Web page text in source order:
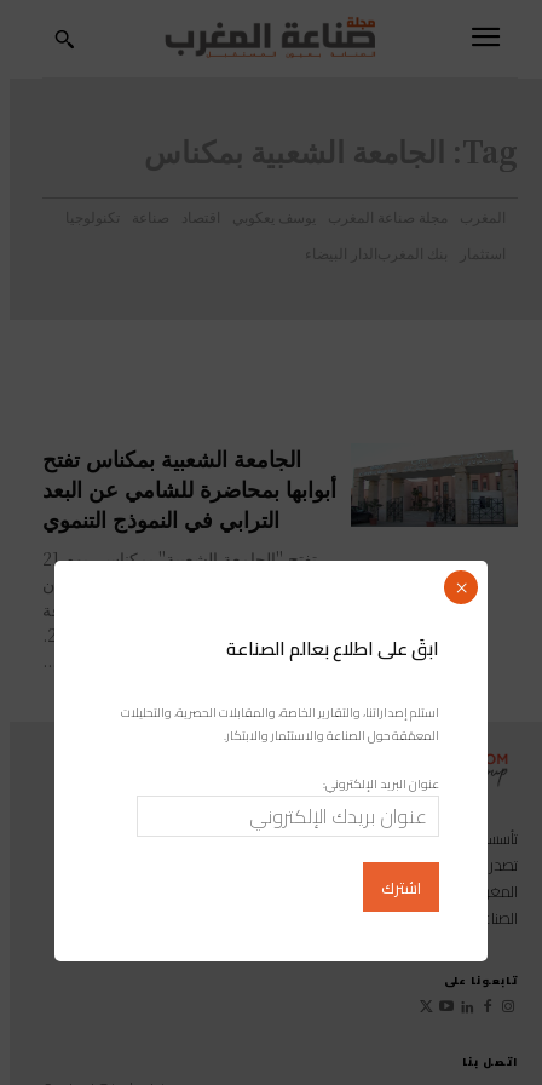
Tag: الجامعة الشعبية بمكناس
المغرب مجلة صناعة المغرب يوسف يعكوبي اقتصاد صناعة
تكنولوجيا
استثمار
بنك المغرب الدار البيضاء
الجامعة الشعبية بمكناس تفتح
أبوابها بمحاضرة للشامي عن البعد
الترابي في النموذج التنموي
تفتح "الجامعة الشعبية" بمكناس، يوم 21
يناير الجاري، أبوابَها - من جديد- بالمجان
أمام مُحبي اكتساب المعرفة ونشر الثقافة
برسم الموسم الجامعي 2022/2021.
المحاضرة الافتتاحية...
اتصل بنا
تأسست مجموعة إندوستريكوم عام 2013، وهي مجموعة إعلامية متخصصة
تصدر المجلة الرائدة المخصصة للصناعة والاستثمار والابتكار: مجلة «صناعة
المغرب»، بالإضافة إلى أول منصة رقمية موجهة لخدمة المهنيين في القطاع
الصناعي.
تابعونا على
ابقَ على اطلاع بعالم الصناعة
استلم إصداراتنا، والتقارير الخاصة، والمقابلات الحصرية، والتحليلات
المعمّقة حول الصناعة والاستثمار والابتكار.
عنوان البريد الإلكتروني:
×